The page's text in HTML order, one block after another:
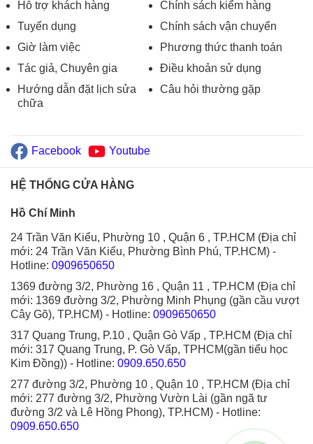
Hỗ trợ khách hàng
Tuyển dụng
Giờ làm việc
Tác giả, Chuyên gia
Hướng dẫn đặt lịch sửa
chữa
Chính sách kiểm hàng
Chính sách vận chuyển
Phương thức thanh toán
Điều khoản sử dụng
Câu hỏi thường gặp
Facebook Youtube
HỆ THỐNG CỬA HÀNG
Hồ Chí Minh
24 Trần Văn Kiểu, Phường 10 , Quận 6 , TP.HCM (Địa chỉ
mới: 24 Trần Văn Kiểu, Phường Bình Phú, TP.HCM) -
Hotline: 0909650650
1369 đường 3/2, Phường 16 , Quận 11 , TP.HCM (Địa chỉ
mới: 1369 đường 3/2, Phường Minh Phụng (gần cầu vượt
Cây Gõ), TP.HCM) - Hotline: 0909650650
317 Quang Trung, P.10 , Quận Gò Vấp , TP.HCM (Địa chỉ
mới: 317 Quang Trung, P. Gò Vấp, TPHCM(gần tiểu học
Kim Đồng)) - Hotline: 0909.650.650
277 đường 3/2, Phường 10 , Quận 10 , TP.HCM (Địa chỉ
mới: 277 đường 3/2, Phường Vườn Lài (gần ngã tư
đường 3/2 và Lê Hồng Phong), TP.HCM) - Hotline:
0909.650.650